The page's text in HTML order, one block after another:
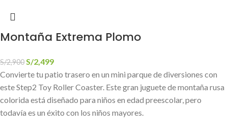
Montaña Extrema Plomo
S/2,900S/2,499
Convierte tu patio trasero en un mini parque de diversiones con
este Step2 Toy Roller Coaster. Este gran juguete de montaña rusa
colorida está diseñado para niños en edad preescolar, pero
todavía es un éxito con los niños mayores.